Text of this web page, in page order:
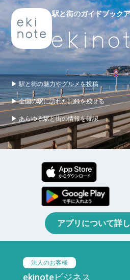
駅と街のガイドブック
▶ 駅と街の魅力やグルメを投稿
▶ 全国の駅に訪れた記録を残せる
▶ あらゆる駅と街の情報を確認
アプリについて詳
法人のお客様
ekinoteビジネス